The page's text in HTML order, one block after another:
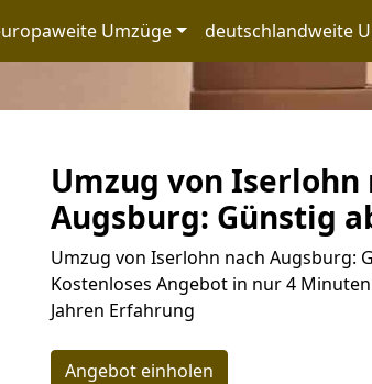
Umzüge deutschlandweite
Umzug von Iserlohn
Augsburg: Günstig
Umzug von Iserlohn nach Augsburg:
Kostenloses Angebot in nur 4
Jahren Erfahrung
Angebot einholen